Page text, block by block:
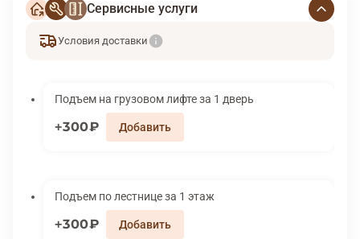
Сервисные услуги
Условия доставки
Подъем на грузовом лифте за 1 дверь
300₽
Подъем по лестнице за 1 этаж
300₽